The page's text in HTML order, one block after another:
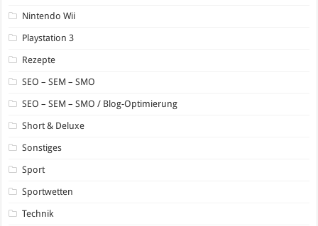
Nintendo Wii
Playstation 3
Rezepte
SEO – SEM – SMO
SEO – SEM – SMO / Blog-Optimierung
Short & Deluxe
Sonstiges
Sport
Sportwetten
Technik